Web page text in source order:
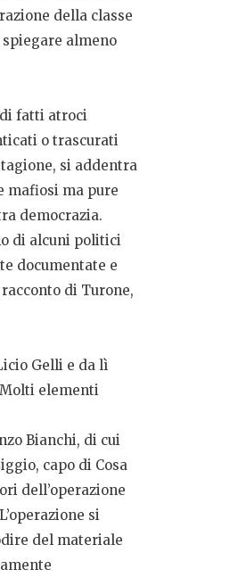
della classe
almeno
fatti atroci
o trascurati
si addentra
mafiosi ma pure
democrazia.
di alcuni politici
documentate e
di Turone,
Gelli e da lì
Molti elementi
Bianchi, di cui
capo di Cosa
dell’operazione
si
del materiale